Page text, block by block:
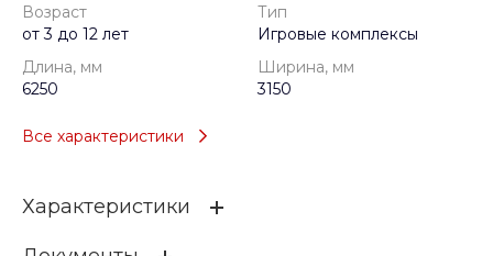
Возраст
от 3 до 12 лет
Тип
Игровые комплексы
Длина, мм
6250
Ширина, мм
3150
Все характеристики
Характеристики